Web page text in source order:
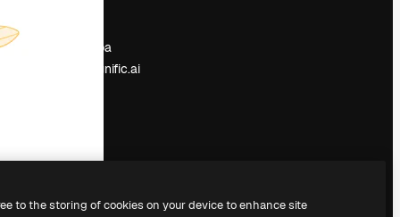
Sala stampa
Cerchi magnific.ai
to the storing of cookies on your device to enhance site